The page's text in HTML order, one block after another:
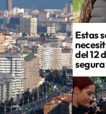
Estas
del 12
segura